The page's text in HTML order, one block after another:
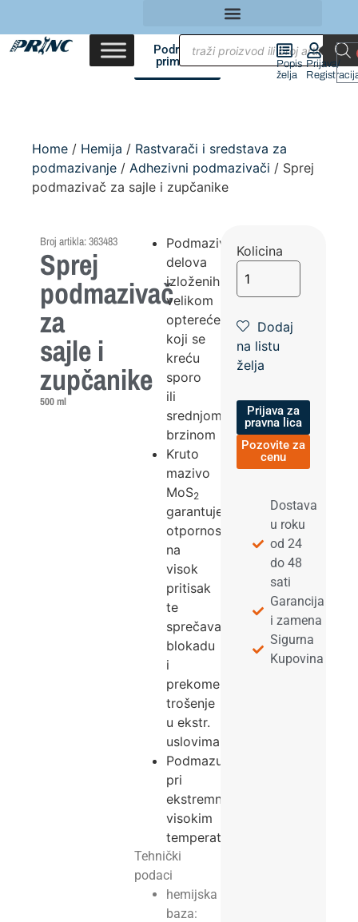
Područja
primene
Popis
želja
Prijava/
Home / Hemija / Rastvarači i sredstava za
podmazivanje / Adhezivni podmazivači / Sprej
podmazivač za sajle i zupčanike
Broj artikla: 363483
Sprej
podmazivač
za
sajle i
zupčanike
500 ml
Podmazivanje
delova
izloženih
velikom
opterećenju
koji se
kreću
sporo
ili
srednjom
brzinom
Kruto
mazivo
MoS2
garantuje
otpornost
na
visok
pritisak
te
sprečava
blokadu
i
prekomerno
trošenje
u ekstr.
uslovima
Podmazuje
pri
ekstremno
visokim
temperaturama
Tehnički
podaci
hemijska
baza:
Kolicina
Dodaj
na listu
želja
Prijava za
pravna lica
Pozovite za
cenu
Dostava
u roku
od 24
do 48
sati
Garancija
i zamena
Sigurna
Kupovina